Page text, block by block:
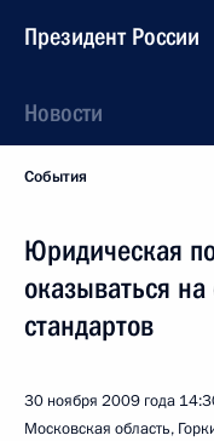
Президент России
Новости
События
Юридическая
оказываться
стандартов
30 ноября 2009 года
Московская область,